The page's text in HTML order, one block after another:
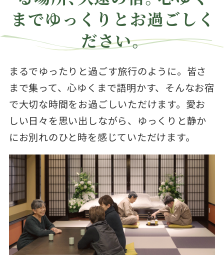
までゆっくりとお過ごしく
ださい。
まるでゆったりと過ごす旅行のように。皆さ
まで集って、心ゆくまで語明かす、そんなお宿
で大切な時間をお過ごしいただけます。愛お
しい日々を思い出しながら、ゆっくりと静か
にお別れのひと時を感じていただけます。